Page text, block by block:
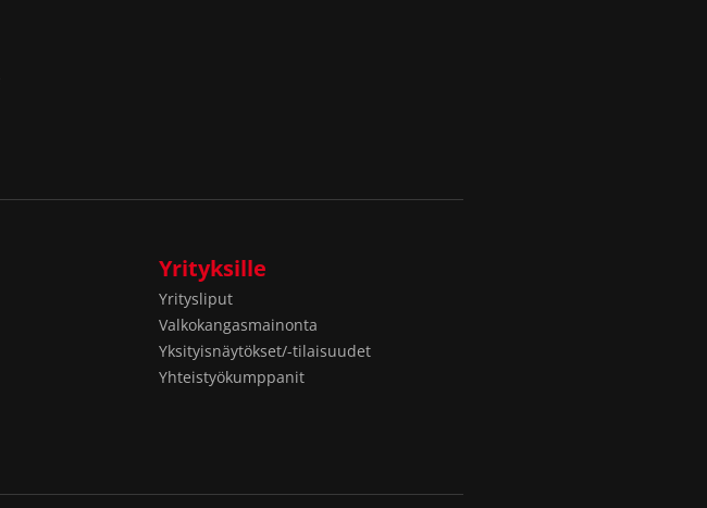
Yrityksille
Yritysliput
Valkokangasmainonta
Yksityisnäytökset/-tilaisuudet
Yhteistyökumppanit